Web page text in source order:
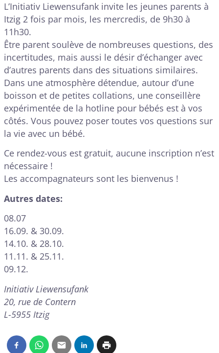
L’Initiativ Liewensufank invite les jeunes parents à
Itzig 2 fois par mois, les mercredis, de 9h30 à
11h30.
Être parent soulève de nombreuses questions, des
incertitudes, mais aussi le désir d’échanger avec
d’autres parents dans des situations similaires.
Dans une atmosphère détendue, autour d’une
boisson et de petites collations, une conseillère
expérimentée de la hotline pour bébés est à vos
côtés. Vous pouvez poser toutes vos questions sur
la vie avec un bébé.
Ce rendez-vous est gratuit, aucune inscription n’est
nécessaire !
Les accompagnateurs sont les bienvenus !
Autres dates:
08.07
16.09. & 30.09.
14.10. & 28.10.
11.11. & 25.11.
09.12.
Initiativ Liewensufank
20, rue de Contern
L-5955 Itzig